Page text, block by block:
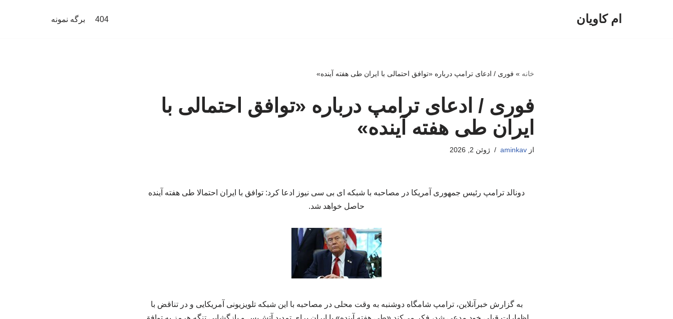
ام کاویان 404 برگه نمونه
خانه » فوری / ادعای ترامپ درباره «توافق احتمالی با ایران طی هفته آینده»
فوری / ادعای ترامپ درباره «توافق احتمالی با
ایران طی هفته آینده»
ازaminkav ژوئن 2, 2026
دونالد ترامپ رئیس جمهوری آمریکا در مصاحبه با شبکه ای بی سی نیوز ادعا کرد: توافق با ایران احتمالا طی هفته آینده
حاصل خواهد شد.
به گزارش خبرآنلاین، ترامپ شامگاه دوشنبه به وقت محلی در مصاحبه با این شبکه تلویزیونی آمریکایی و در تناقض با